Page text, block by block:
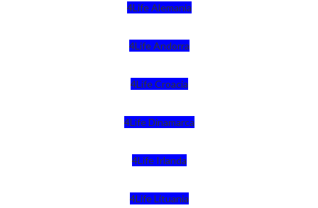
4Life Alemania
4Life Andorra
4Life Croacia
4Life Dinamarca
4Life Irlanda
4Life Lituania